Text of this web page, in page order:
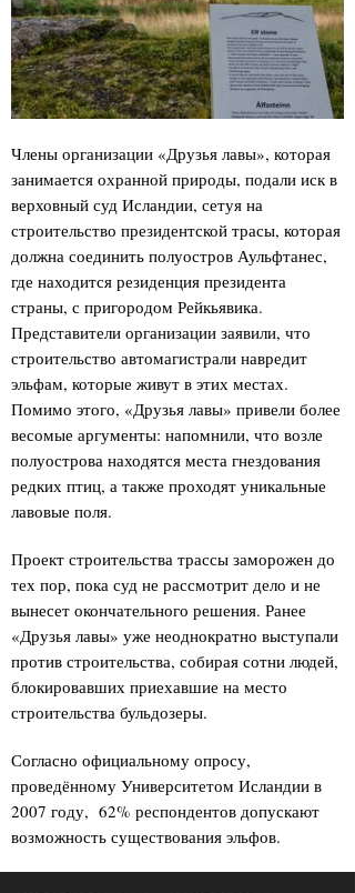
Члены организации «Друзья лавы», которая
занимается охранной природы, подали иск в
верховный суд Исландии, сетуя на
строительство президентской трасы, которая
должна соединить полуостров Аульфтанес,
где находится резиденция президента
страны, с пригородом Рейкьявика.
Представители организации заявили, что
строительство автомагистрали навредит
эльфам, которые живут в этих местах.
Помимо этого, «Друзья лавы» привели более
весомые аргументы: напомнили, что возле
полуострова находятся места гнездования
редких птиц, а также проходят уникальные
лавовые поля.
Проект строительства трассы заморожен до
тех пор, пока суд не рассмотрит дело и не
вынесет окончательного решения. Ранее
«Друзья лавы» уже неоднократно выступали
против строительства, собирая сотни людей,
блокировавших приехавшие на место
строительства бульдозеры.
Согласно официальному опросу,
проведённому Университетом Исландии в
2007 году, 62% респондентов допускают
возможность существования эльфов.